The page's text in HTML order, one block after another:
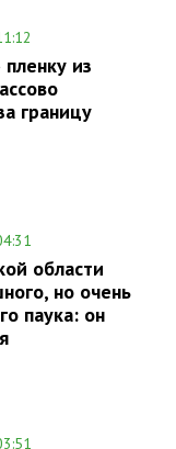
из
границу
области
но очень
паука: он